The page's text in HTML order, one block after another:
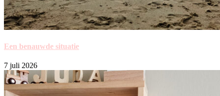
Een benauwde situatie
7 juli 2026